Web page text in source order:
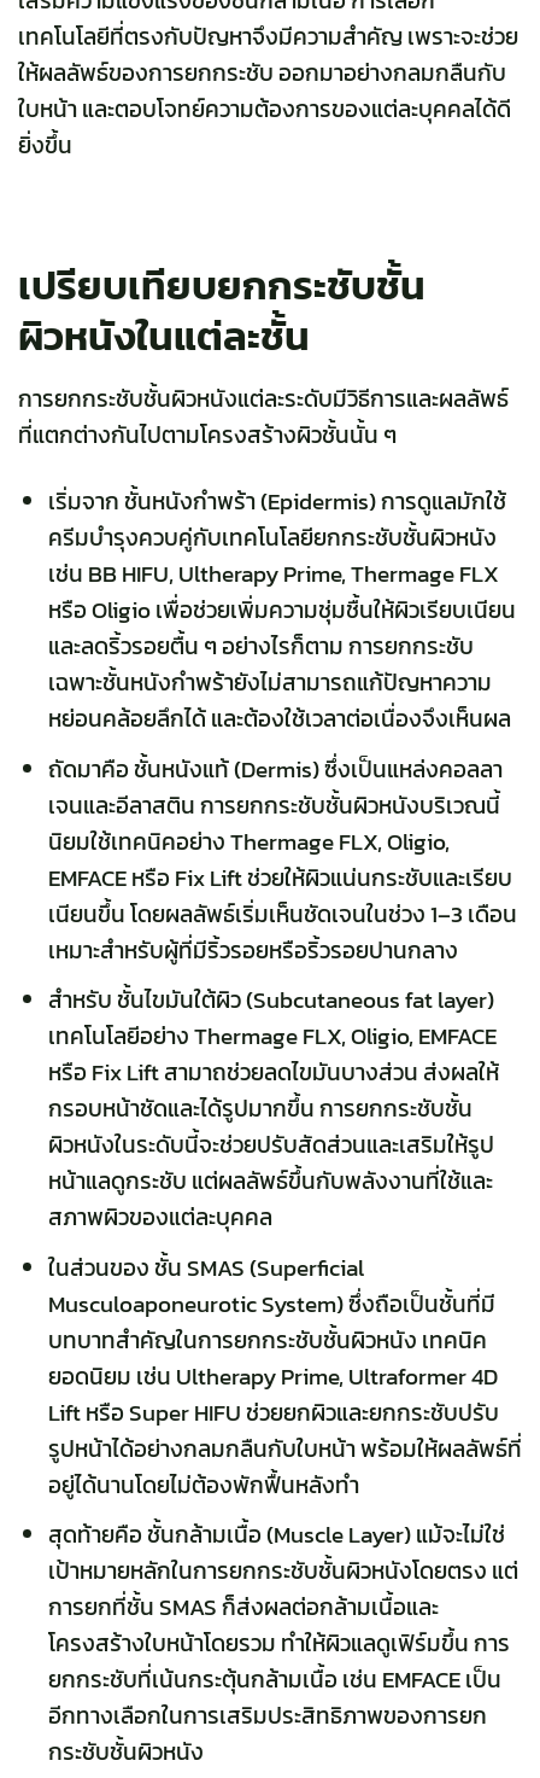
เทคโนโลยีที่ตรงกับปัญหาจึงมีความสำคัญ เพราะจะช่วย
ให้ผลลัพธ์ของการยกกระชับ ออกมาอย่างกลมกลืนกับ
ใบหน้า และตอบโจทย์ความต้องการของแต่ละบุคคลได้ดี
ยิ่งขึ้น
เปรียบเทียบยกกระชับชั้น
ผิวหนังในแต่ละชั้น
การยกกระชับชั้นผิวหนังแต่ละระดับมีวิธีการและผลลัพธ์
ที่แตกต่างกันไปตามโครงสร้างผิวชั้นนั้น ๆ
เริ่มจาก ชั้นหนังกำพร้า (Epidermis) การดูแลมักใช้
ครีมบำรุงควบคู่กับเทคโนโลยียกกระชับชั้นผิวหนัง
เช่น BB HIFU, Ultherapy Prime, Thermage FLX
หรือ Oligio เพื่อช่วยเพิ่มความชุ่มชื้นให้ผิวเรียบเนียน
และลดริ้วรอยตื้น ๆ อย่างไรก็ตาม การยกกระชับ
เฉพาะชั้นหนังกำพร้ายังไม่สามารถแก้ปัญหาความ
หย่อนคล้อยลึกได้ และต้องใช้เวลาต่อเนื่องจึงเห็นผล
ถัดมาคือ ชั้นหนังแท้ (Dermis) ซึ่งเป็นแหล่งคอลลา
เจนและอีลาสติน การยกกระชับชั้นผิวหนังบริเวณนี้
นิยมใช้เทคนิคอย่าง Thermage FLX, Oligio,
EMFACE หรือ Fix Lift ช่วยให้ผิวแน่นกระชับและเรียบ
เนียนขึ้น โดยผลลัพธ์เริ่มเห็นชัดเจนในช่วง 1–3 เดือน
เหมาะสำหรับผู้ที่มีริ้วรอยหรือริ้วรอยปานกลาง
สำหรับ ชั้นไขมันใต้ผิว (Subcutaneous fat layer)
เทคโนโลยีอย่าง Thermage FLX, Oligio, EMFACE
หรือ Fix Lift สามาถช่วยลดไขมันบางส่วน ส่งผลให้
กรอบหน้าชัดและได้รูปมากขึ้น การยกกระชับชั้น
ผิวหนังในระดับนี้จะช่วยปรับสัดส่วนและเสริมให้รูป
หน้าแลดูกระชับ แต่ผลลัพธ์ขึ้นกับพลังงานที่ใช้และ
สภาพผิวของแต่ละบุคคล
ในส่วนของ ชั้น SMAS (Superficial
Musculoaponeurotic System) ซึ่งถือเป็นชั้นที่มี
บทบาทสำคัญในการยกกระชับชั้นผิวหนัง เทคนิค
ยอดนิยม เช่น Ultherapy Prime, Ultraformer 4D
Lift หรือ Super HIFU ช่วยยกผิวและยกกระชับปรับ
รูปหน้าได้อย่างกลมกลืนกับใบหน้า พร้อมให้ผลลัพธ์ที่
อยู่ได้นานโดยไม่ต้องพักฟื้นหลังทำ
สุดท้ายคือ ชั้นกล้ามเนื้อ (Muscle Layer) แม้จะไม่ใช่
เป้าหมายหลักในการยกกระชับชั้นผิวหนังโดยตรง แต่
การยกที่ชั้น SMAS ก็ส่งผลต่อกล้ามเนื้อและ
โครงสร้างใบหน้าโดยรวม ทำให้ผิวแลดูเฟิร์มขึ้น การ
ยกกระชับที่เน้นกระตุ้นกล้ามเนื้อ เช่น EMFACE เป็น
อีกทางเลือกในการเสริมประสิทธิภาพของการยก
กระชับชั้นผิวหนัง